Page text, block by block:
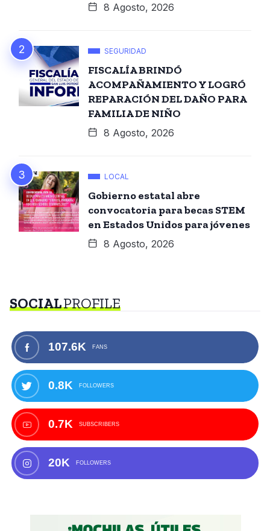
8 Agosto, 2026
SEGURIDAD
FISCALÍA BRINDÓ
ACOMPAÑAMIENTO Y LOGRÓ
REPARACIÓN DEL DAÑO PARA
FAMILIA DE NIÑO
8 Agosto, 2026
LOCAL
Gobierno estatal abre
convocatoria para becas STEM
en Estados Unidos para jóvenes
8 Agosto, 2026
SOCIALPROFILE
107.6K FANS
0.8K FOLLOWERS
0.7K SUBSCRIBERS
20K FOLLOWERS